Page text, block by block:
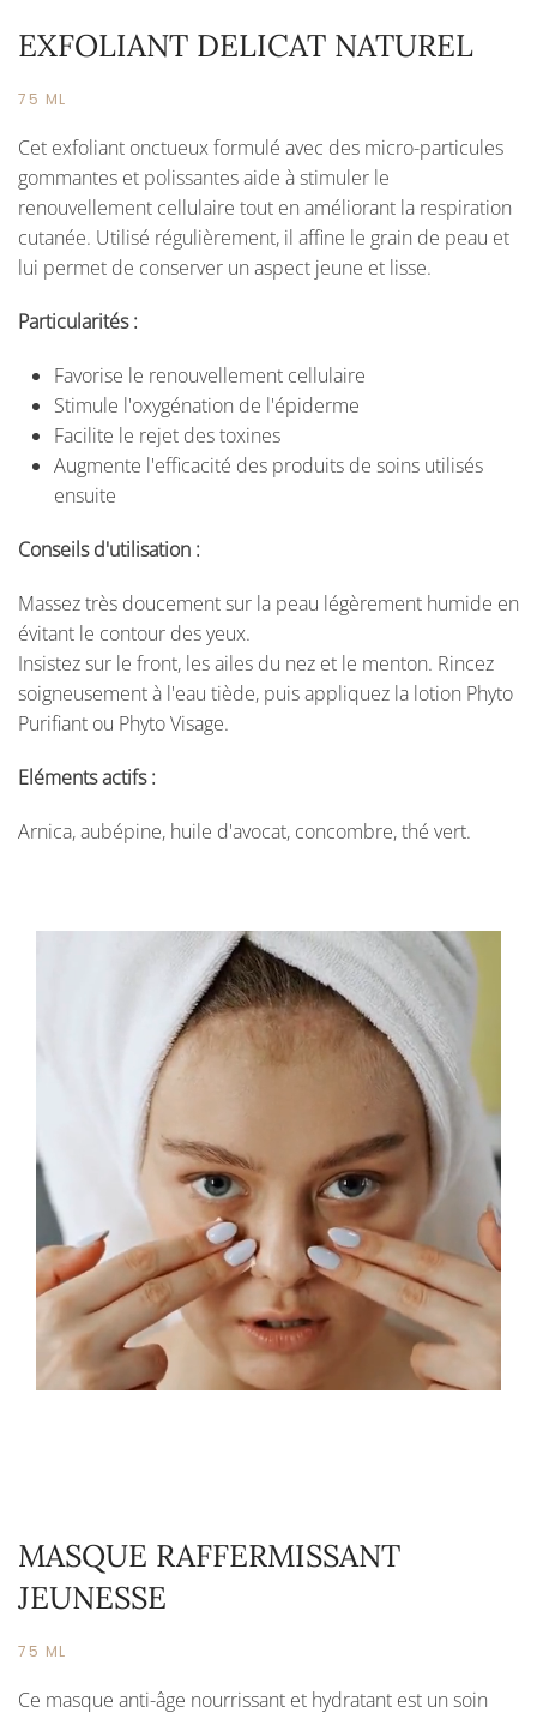
EXFOLIANT DELICAT NATUREL
75 ML
Cet exfoliant onctueux formulé avec des micro-particules
gommantes et polissantes aide à stimuler le
renouvellement cellulaire tout en améliorant la respiration
cutanée. Utilisé régulièrement, il affine le grain de peau et
lui permet de conserver un aspect jeune et lisse.
Particularités :
Favorise le renouvellement cellulaire
Stimule l'oxygénation de l'épiderme
Facilite le rejet des toxines
Augmente l'efficacité des produits de soins utilisés
ensuite
Conseils d'utilisation :
Massez très doucement sur la peau légèrement humide en
évitant le contour des yeux.
Insistez sur le front, les ailes du nez et le menton. Rincez
soigneusement à l'eau tiède, puis appliquez la lotion Phyto
Purifiant ou Phyto Visage.
Eléments actifs :
Arnica, aubépine, huile d'avocat, concombre, thé vert.
MASQUE RAFFERMISSANT
JEUNESSE
75 ML
Ce masque anti-âge nourrissant et hydratant est un soin